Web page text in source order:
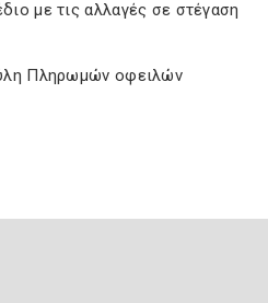
με τις αλλαγές σε στέγαση
Πληρωμών οφειλών